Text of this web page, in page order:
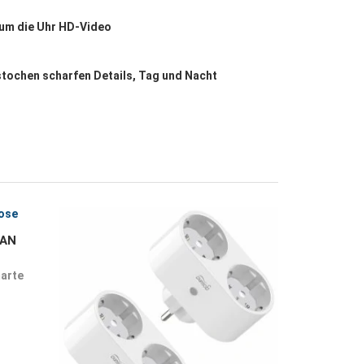
die Uhr HD-Video
scharfen Details, Tag und Nacht